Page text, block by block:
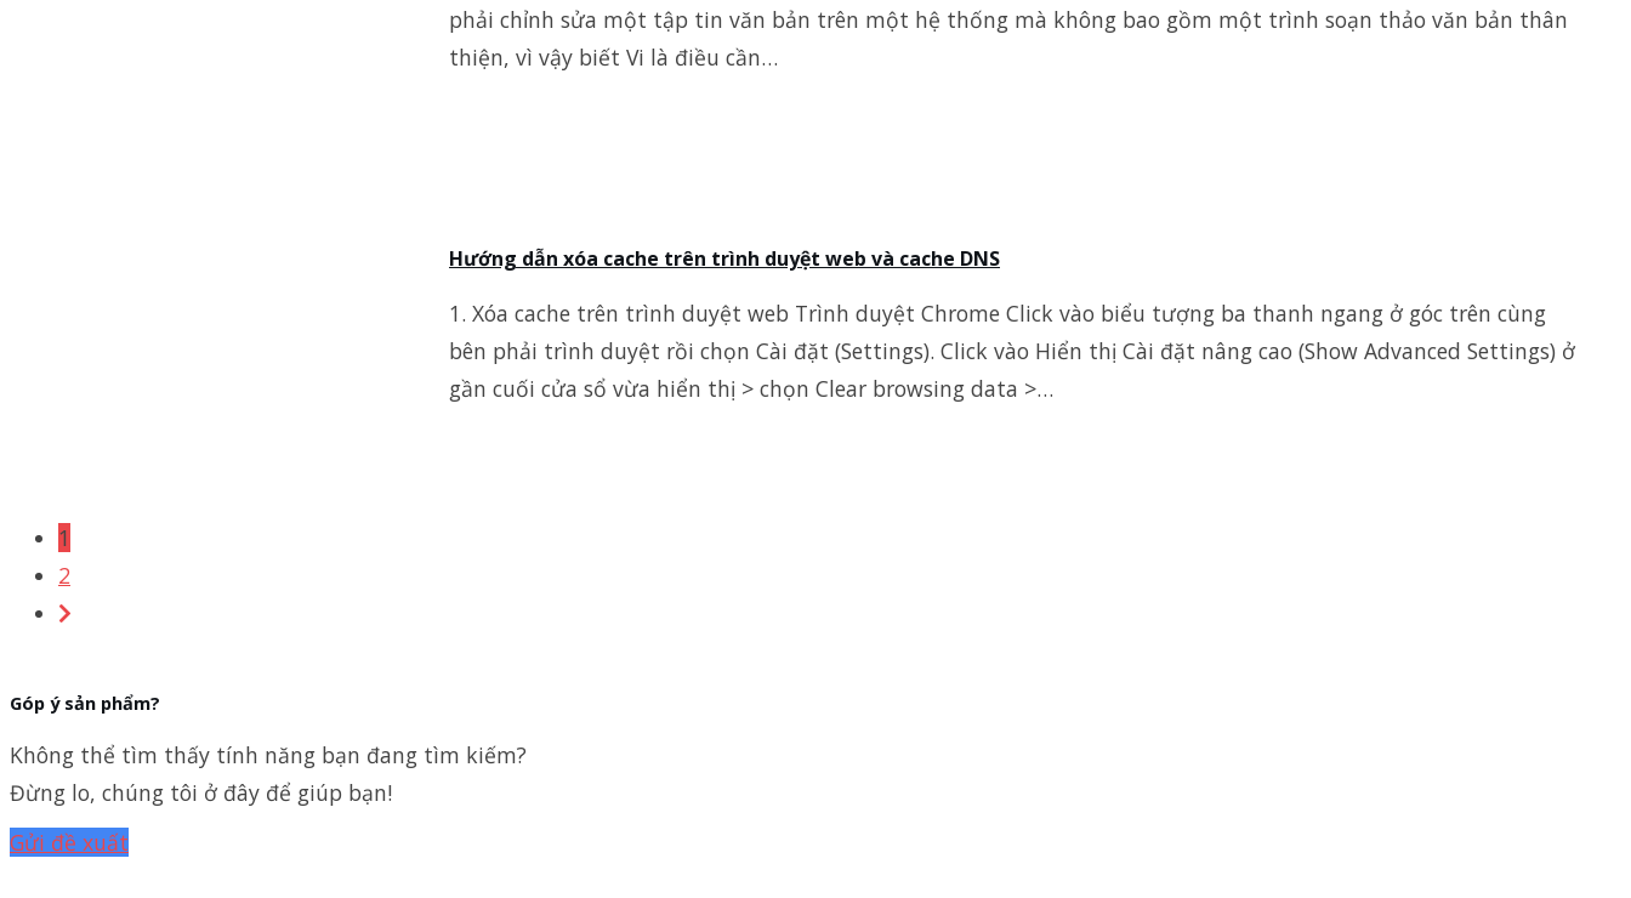
phải chỉnh sửa một tập tin văn bản trên một hệ thống mà không bao gồm một trình soạn thảo văn bản thân
thiện, vì vậy biết Vi là điều cần…
Hướng dẫn xóa cache trên trình duyệt web và cache DNS
1. Xóa cache trên trình duyệt web Trình duyệt Chrome Click vào biểu tượng ba thanh ngang ở góc trên cùng
bên phải trình duyệt rồi chọn Cài đặt (Settings). Click vào Hiển thị Cài đặt nâng cao (Show Advanced Settings) ở
gần cuối cửa sổ vừa hiển thị > chọn Clear browsing data >…
1
2
Góp ý sản phẩm?
Không thể tìm thấy tính năng bạn đang tìm kiếm?
Đừng lo, chúng tôi ở đây để giúp bạn!
Gửi đề xuất